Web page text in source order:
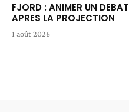
FJORD : ANIMER UN DEBAT
APRES LA PROJECTION
1 août 2026